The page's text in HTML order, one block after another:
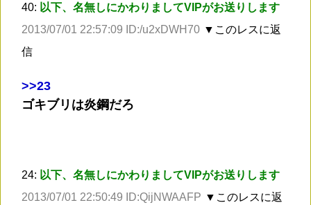
40: 以下、名無しにかわりましてVIPがお送りします
2013/07/01 22:57:09 ID:/u2xDWH70 ▼このレスに返
信
>>23
ゴキブリは炎鋼だろ
24: 以下、名無しにかわりましてVIPがお送りします
2013/07/01 22:50:49 ID:QijNWAAFP ▼このレスに返